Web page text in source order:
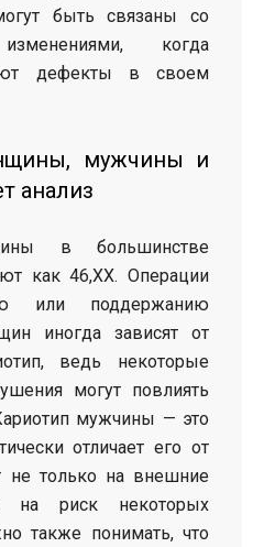
быть связаны со
когда
дефекты в своем
мужчины и
анализ
в большинстве
как 46,XX. Операции
или поддержанию
иногда зависят от
ведь некоторые
могут повлиять
мужчины — это
отличает его от
только на внешние
на риск некоторых
также понимать, что